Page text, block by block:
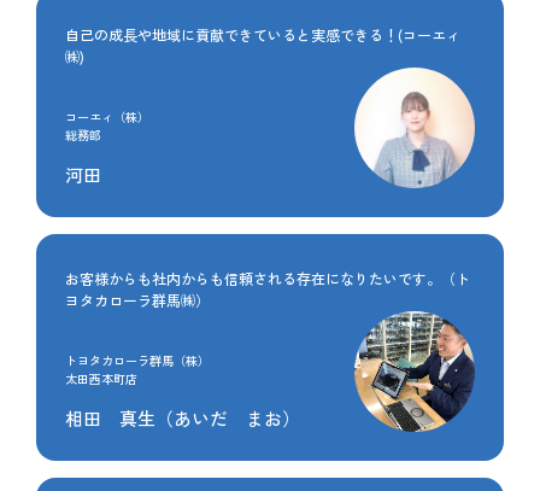
自己の成長や地域に貢献できていると実感できる！(コーエィ
㈱)
コーエィ（株）
総務部
河田
お客様からも社内からも信頼される存在になりたいです。（ト
ヨタカローラ群馬㈱）
トヨタカローラ群馬（株）
太田西本町店
相田 真生（あいだ まお）